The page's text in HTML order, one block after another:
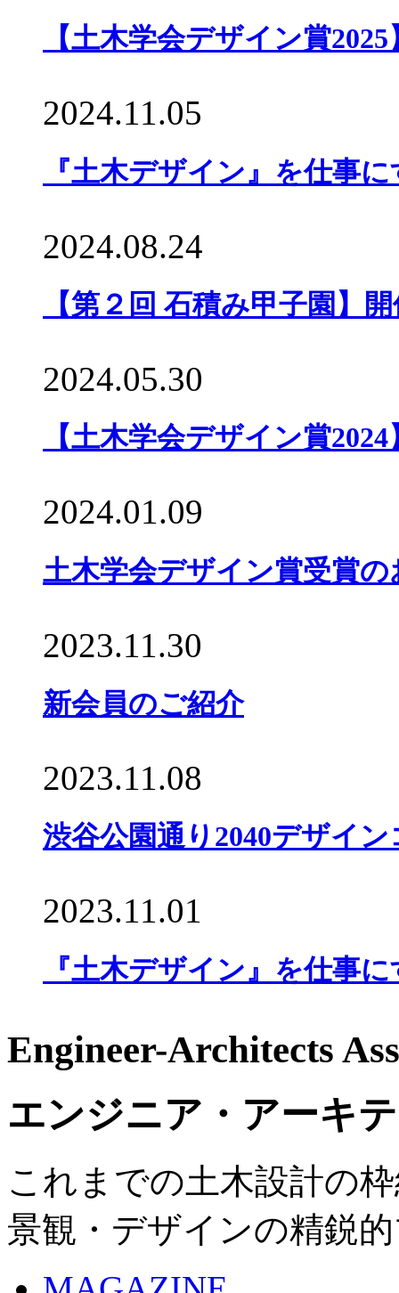
【土木学会デザイン賞
2024.11.05
『土木デザイン』を仕事
2024.08.24
【第２回 石積み甲子園】
2024.05.30
【土木学会デザイン賞
2024.01.09
土木学会デザイン賞受賞の
2023.11.30
新会員のご紹介
2023.11.08
渋谷公園通り2040デザイ
2023.11.01
『土木デザイン』を仕事
Engineer-Architects
エンジニア・アーキ
これまでの土木設計の
景観・デザインの精鋭